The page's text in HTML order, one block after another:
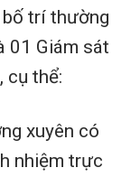
bố trí thường
01 Giám sát
cụ thể:
xuyên có
nhiệm trực